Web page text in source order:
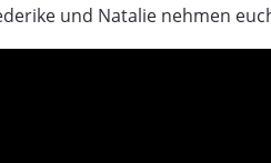
und Natalie nehmen